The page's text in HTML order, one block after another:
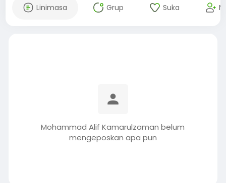
Linimasa Grup Suka
Mohammad Alif Kamarulzaman belum
mengeposkan apa pun